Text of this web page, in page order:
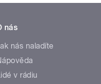
nás
nás naladíte
v rádiu